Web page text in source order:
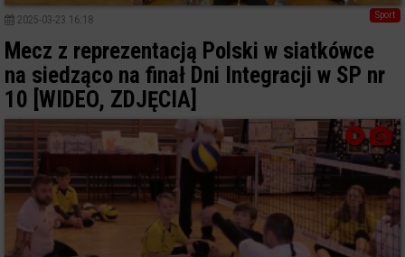
Sport
2025-03-23 16:18
Mecz z reprezentacją Polski w siatkówce
na siedząco na finał Dni Integracji w SP nr
10 [WIDEO, ZDJĘCIA]